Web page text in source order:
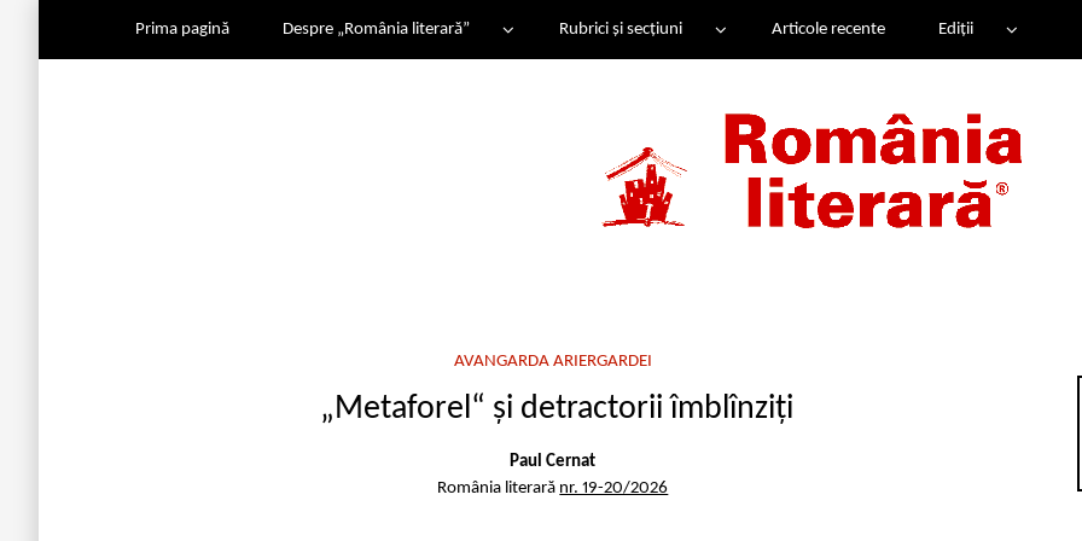
Prima pagină Despre „România literară” Rubrici și secțiuni Articole recente Ediții
AVANGARDA ARIERGARDEI
„Metaforel“ și detractorii îmblînziți
Paul Cernat
România literară nr. 19-20/2026